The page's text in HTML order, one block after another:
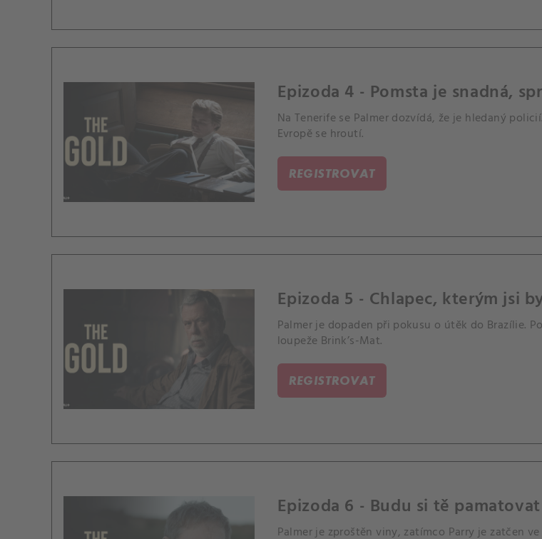
Epizoda 4 - Pomsta je snadná,
Na Tenerife se Palmer dozvídá, že je hledaný
Evropě se hroutí.
REGISTROVAT
Epizoda 5 - Chlapec, kterým jsi
Palmer je dopaden při pokusu o útěk do Brazílie.
loupeže Brink’s-Mat.
REGISTROVAT
Epizoda 6 - Budu si tě pamatovat
Palmer je zproštěn viny, zatímco Parry je zatčen